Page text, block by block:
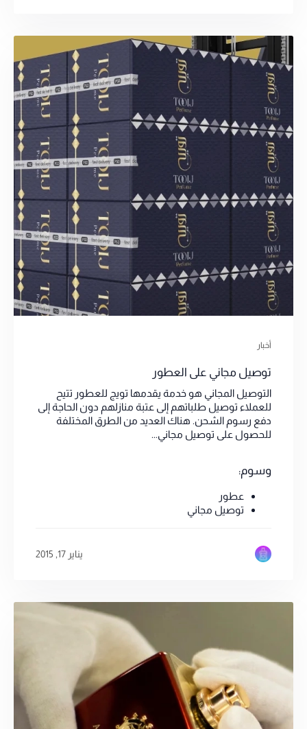
أخبار
توصيل مجاني على العطور
التوصيل المجاني هو خدمة يقدمها تويج للعطور تتيح
للعملاء توصيل طلباتهم إلى عتبة منازلهم دون الحاجة إلى
دفع رسوم الشحن. هناك العديد من الطرق المختلفة
للحصول على توصيل مجاني...
وسوم:
عطور
توصيل مجاني
يناير 17, 2015